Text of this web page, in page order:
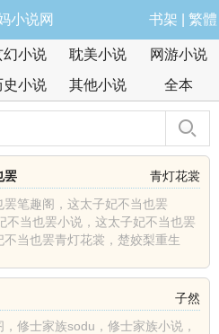
小说网 书架 繁體
幻小说 耽美小说
网游小说
史小说 其他小说 全本
青灯花裳
罢
罢笔趣阁，这太子妃不当也罢
不当也罢小说，这太子妃不当也罢
不当也罢青灯花裳，楚姣梨重生
子然
修士家族sodu，修士家族小说，